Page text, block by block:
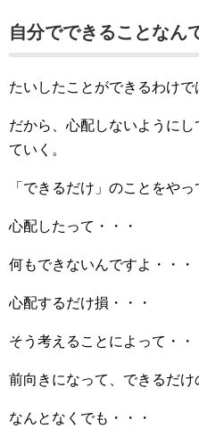
自分でできることなん
たいしたことができるわけで
だから、心配しないように
ていく。
「できるだけ」のことをやっ
心配したって・・・
何もできないんですよ・・・
心配するだけ損・・・
そう考えることによって・・
前向きになって、できるだけ
なんとなくでも・・・